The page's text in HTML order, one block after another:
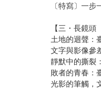
〔特寫〕一
【三・長鏡
土地的迴聲：
文字與影像參
靜默中的撕裂
敗者的青春：
光影的筆觸，